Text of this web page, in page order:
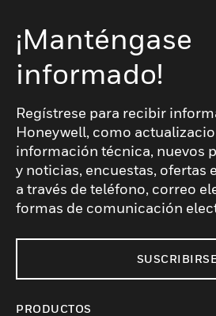
¡Manténgase
informado!
Regístrese para recibir
Honeywell, como
información técnica, nuevos
y noticias, encuestas, ofertas
a través de teléfono, correo
formas de comunicación
PRODUCTOS